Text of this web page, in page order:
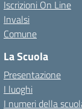
Iscrizioni On Line
Invalsi
Comune
La Scuola
Presentazione
I luoghi
I numeri della